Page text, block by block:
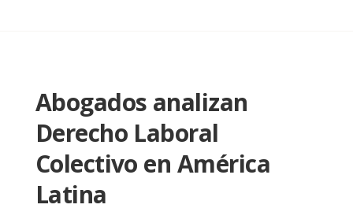
Abogados analizan
Derecho Laboral
Colectivo en América
Latina